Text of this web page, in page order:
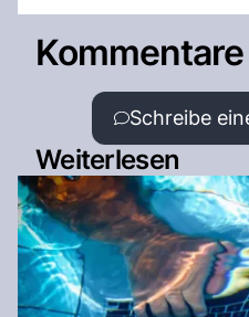
Kommentare
Schreibe
Weiterlesen